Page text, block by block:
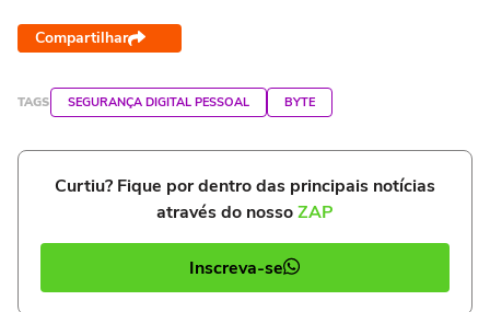
Compartilhar
TAGS SEGURANÇA DIGITAL PESSOAL BYTE
Curtiu? Fique por dentro das principais notícias
através do nossoZAP
Inscreva-se